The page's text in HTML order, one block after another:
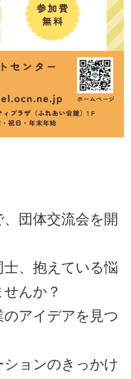
団体交流会を開
、抱えている悩
んか？
アイデアを見つ
ョンのきっかけ